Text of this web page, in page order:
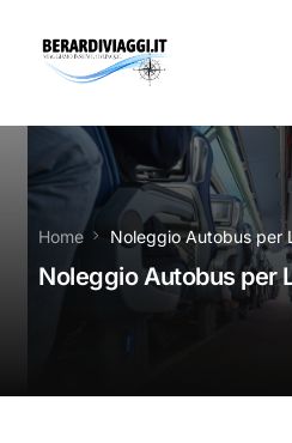
Home Noleggio Autobus per
Noleggio Autobus per
Chi
Autobus